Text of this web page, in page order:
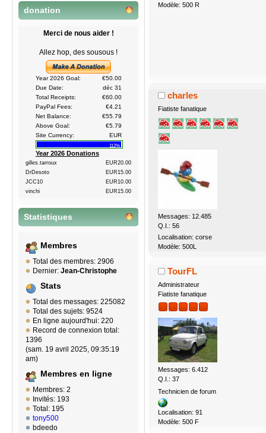
donation
Merci de nous aider !
Allez hop, des sousous !
Year 2026 Goal:
€50.00
Due Date:
déc 31
Total Receipts:
€60.00
PayPal Fees:
€4.21
Net Balance:
€55.79
Above Goal:
€5.79
Site Currency:
EUR
112%
Year 2026 Donations
gilles.tarroux
EUR20.00
DrDesoto
EUR15.00
JCC10
EUR10.00
vinchi
EUR15.00
Statistiques
Membres
Total des membres: 2906
Dernier: Jean-Christophe
Stats
Total des messages: 225082
Total des sujets: 9524
En ligne aujourd'hui: 220
Record de connexion total:
1396
(sam. 19 avril 2025, 09:35:19
am)
Membres en ligne
Membres: 2
Invités: 193
Total: 195
tony500
bdeedo
Modèle: 500 R
charles
Fiatiste fanatique
Messages: 12.485
Q.I.: 56
Localisation: corse
Modèle: 500L
TourFL
Administrateur
Fiatiste fanatique
Messages: 6.412
Q.I.: 37
Technicien de forum
Localisation: 91
Modèle: 500 F